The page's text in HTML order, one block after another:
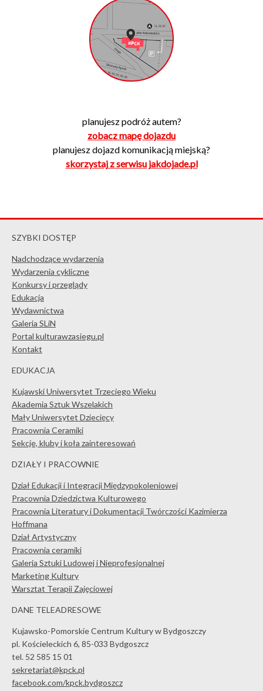
planujesz podróż autem?
zobacz mapę dojazdu
planujesz dojazd komunikacją miejską?
skorzystaj z serwisu jakdojade.pl
SZYBKI DOSTĘP
Nadchodzące wydarzenia
Wydarzenia cykliczne
Konkursy i przeglądy
Edukacja
Wydawnictwa
Galeria SLiN
Portal kulturawzasiegu.pl
Kontakt
EDUKACJA
Kujawski Uniwersytet Trzeciego Wieku
Akademia Sztuk Wszelakich
Mały Uniwersytet Dziecięcy
Pracownia Ceramiki
Sekcje, kluby i koła zainteresowań
DZIAŁY I PRACOWNIE
Dział Edukacji i Integracji Międzypokoleniowej
Pracownia Dziedzictwa Kulturowego
Pracownia Literatury i Dokumentacji Twórczości Kazimierza
Hoffmana
Dział Artystyczny
Pracownia ceramiki
Galeria Sztuki Ludowej i Nieprofesjonalnej
Marketing Kultury
Warsztat Terapii Zajęciowej
DANE TELEADRESOWE
Kujawsko-Pomorskie Centrum Kultury w Bydgoszczy
pl. Kościeleckich 6, 85-033 Bydgoszcz
tel. 52 585 15 01
sekretariat@kpck.pl
facebook.com/kpck.bydgoszcz